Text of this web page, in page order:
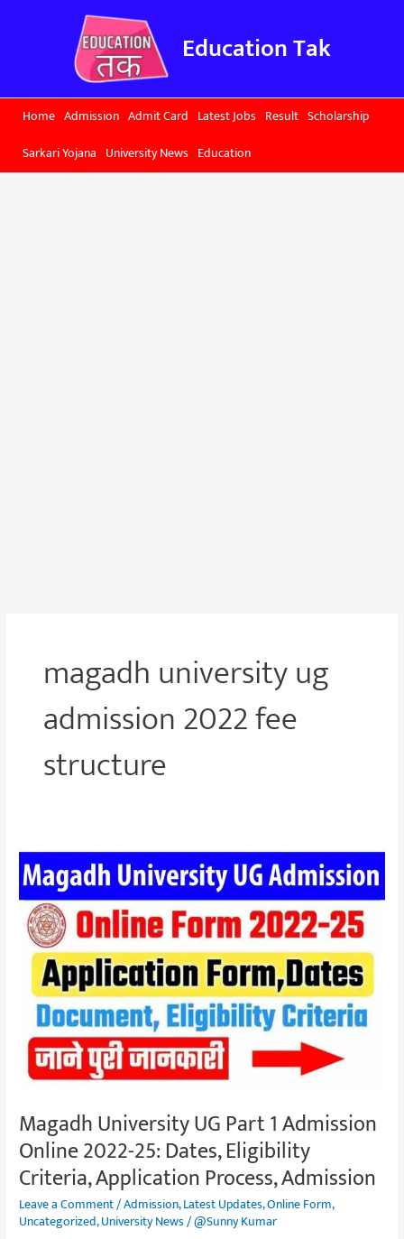
Education Tak
Home Admission Admit Card Latest Jobs Result Scholarship
Sarkari Yojana University News Education
magadh university ug
admission 2022 fee
structure
Magadh University UG Part 1 Admission
Online 2022-25: Dates, Eligibility
Criteria, Application Process, Admission
Leave a Comment/Admission,Latest Updates,Online Form,
Uncategorized,University News/@Sunny Kumar
Magadh
University
UG
Part
Admission
Online
2022-
25:
Dates,
Eligibility
Application
Process,
Admission